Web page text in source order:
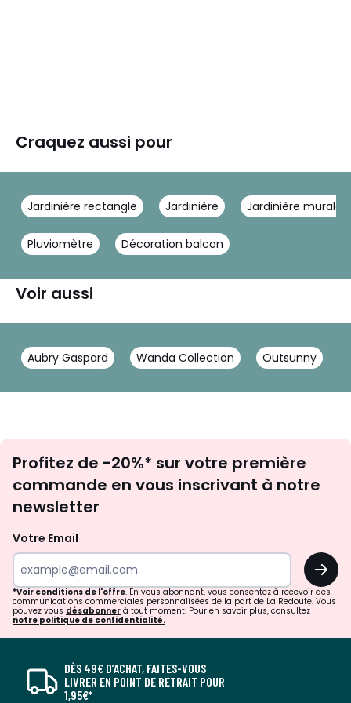
Craquez aussi pour
Jardinière rectangle Jardinière Jardinière murale
Pluviomètre Décoration balcon
Voir aussi
Aubry Gaspard Wanda Collection Outsunny
newsletter
Profitez de -20%* sur votre première
commande en vous inscrivant à notre
newsletter
Votre Email
OK
*Voir conditions de l'offre. En vous abonnant, vous consentez à recevoir des
communications commerciales personnalisées de la part de La Redoute. Vous
pouvez vous désabonner à tout moment. Pour en savoir plus, consultez
notre politique de confidentialité.
DÈS 49€ D’ACHAT, FAITES-VOUS
LIVRER EN POINT DE RETRAIT POUR
1,95€*